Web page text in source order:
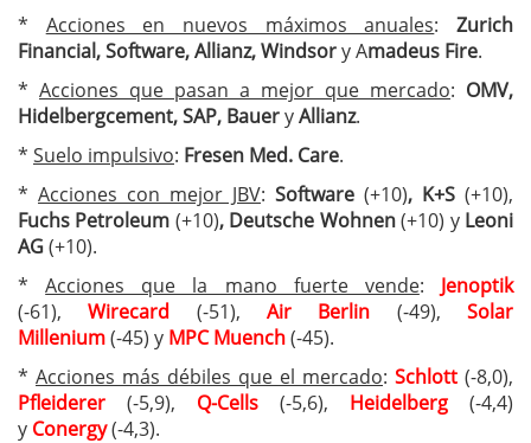
* Acciones en nuevos máximos anuales: Zurich
Financial, Software, Allianz, Windsory Amadeus Fire.
* Acciones que pasan a mejor que mercado: OMV,
Hidelbergcement, SAP, BaueryAllianz.
* Suelo impulsivo: Fresen Med. Care.
* Acciones con mejor JBV: Software (+10), K+S (+10),
Fuchs Petroleum (+10), Deutsche Wohnen(+10) y Leoni
AG(+10).
*Acciones que la mano fuerte vende: Jenoptik
(-61),Wirecard (-51),Air Berlin (-49),Solar
Millenium(-45) y MPC Muench(-45).
* Acciones más débiles que el mercado: Schlott (-8,0),
Pfleiderer (-5,9), Q-Cells (-5,6), Heidelberg (-4,4)
y Conergy(-4,3).